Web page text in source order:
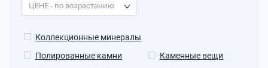
Коллекционные минералы
Полированные камни
Каменные вещи